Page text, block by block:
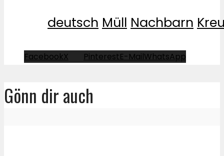
deutsch Müll Nachbarn
FacebookX PinterestE-MailWhatsApp
Gönn dir auch